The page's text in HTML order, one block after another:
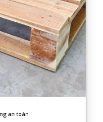
an toàn